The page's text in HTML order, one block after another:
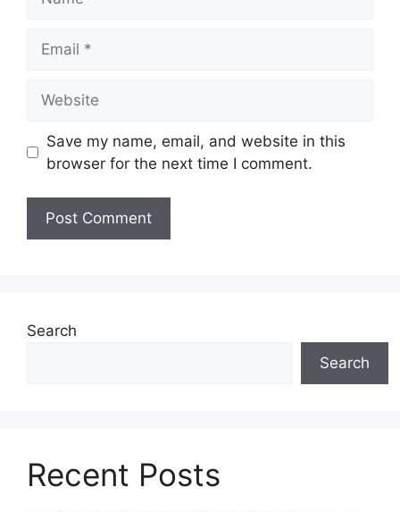
Save my name, email, and website in this
browser for the next time I comment.
Search
Search
Recent Posts